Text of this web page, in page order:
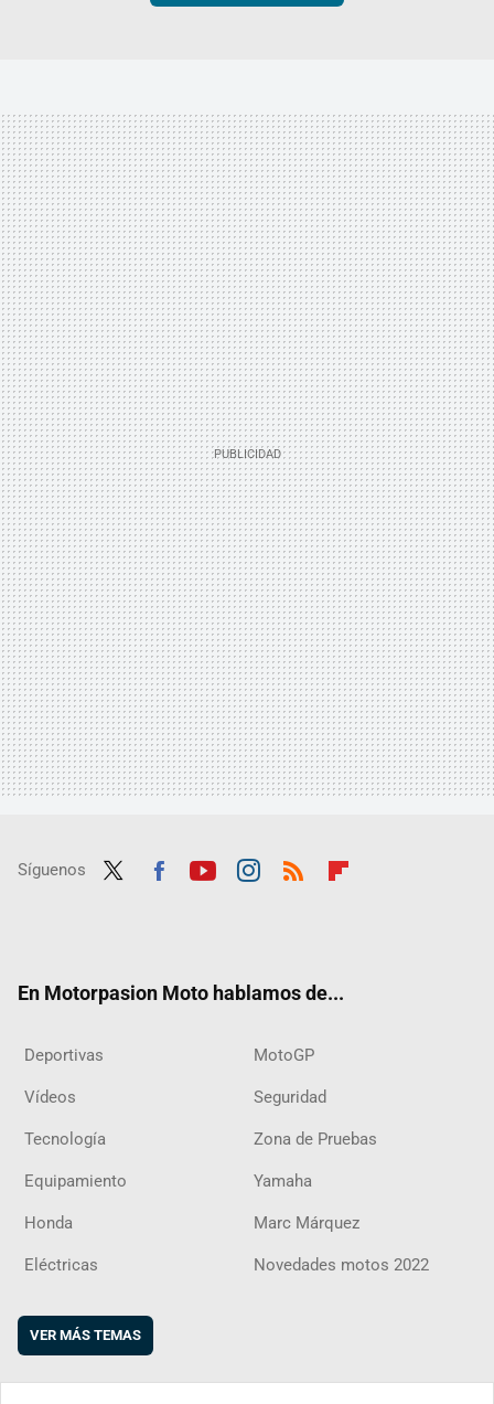
Síguenos
En Motorpasion Moto hablamos de...
Deportivas MotoGP
Vídeos Seguridad
Tecnología Zona de Pruebas
Equipamiento Yamaha
Honda Marc Márquez
Eléctricas Novedades motos 2022
VER MÁS TEMAS